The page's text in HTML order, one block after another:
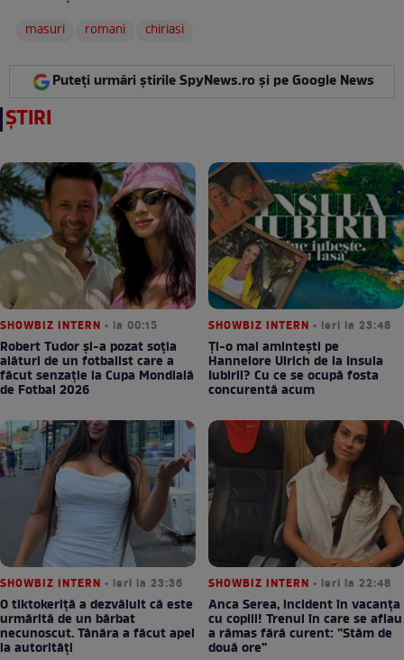
masuri
romani chiriasi
Puteți urmări știrile SpyNews.ro și pe Google News
ȘTIRI
SHOWBIZ INTERN • la 00:15
Robert Tudor și-a pozat soția
alături de un fotbalist care a
făcut senzație la Cupa Mondială
de Fotbal 2026
SHOWBIZ INTERN • ieri la 23:48
Ți-o mai amintești pe
Hannelore Ulrich de la Insula
Iubirii? Cu ce se ocupă fosta
concurentă acum
SHOWBIZ INTERN • ieri la 23:36
O tiktokeriță a dezvăluit că este
urmărită de un bărbat
necunoscut. Tânăra a făcut apel
la autorități
SHOWBIZ INTERN • ieri la 22:48
Anca Serea, incident în vacanța
cu copiii! Trenul în care se aflau
a rămas fără curent: ”Stăm de
două ore”